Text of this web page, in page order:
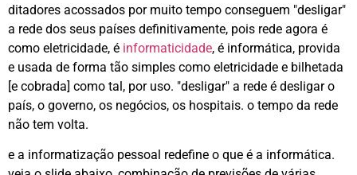
ditadores acossados por muito tempo conseguem "desligar"
a rede dos seus países definitivamente, pois rede agora é
como eletricidade, é informaticidade, é informática, provida
e usada de forma tão simples como eletricidade e bilhetada
[e cobrada] como tal, por uso. "desligar" a rede é desligar o
país, o governo, os negócios, os hospitais. o tempo da rede
não tem volta.
e a informatização pessoal redefine o que é a informática.